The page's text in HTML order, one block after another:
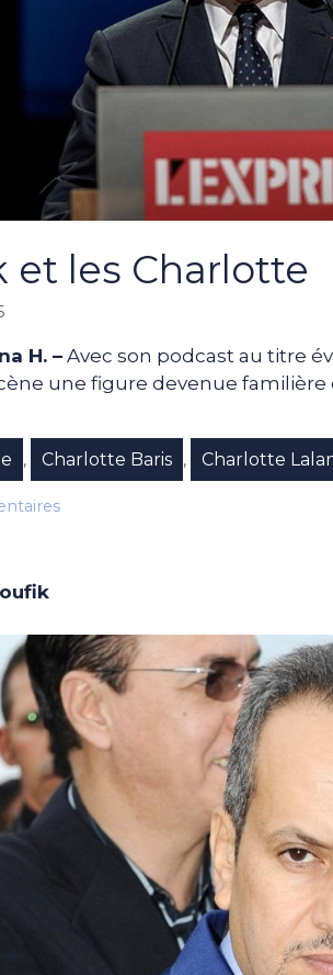
et les Charlotte
H. – Avec son podcast au titre
une figure devenue familière
, Charlotte Baris , Charlotte